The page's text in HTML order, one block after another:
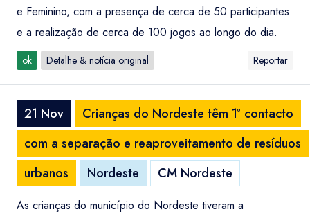
e Feminino, com a presença de cerca de 50 participantes
e a realização de cerca de 100 jogos ao longo do dia.
ok Detalhe & notícia original Reportar
21 Nov
Crianças do Nordeste têm 1º contacto
com a separação e reaproveitamento de resíduos
urbanos
Nordeste CM Nordeste
As crianças do município do Nordeste tiveram a